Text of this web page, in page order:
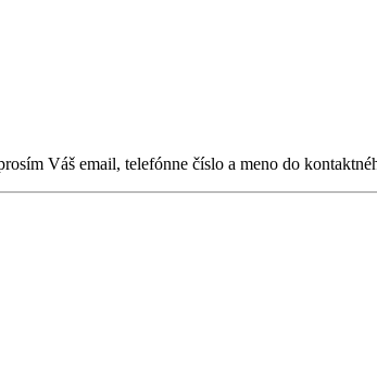
Váš email, telefónne číslo a meno do